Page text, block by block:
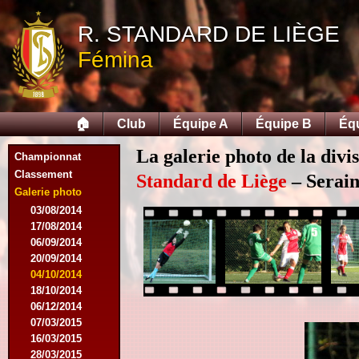
R. STANDARD DE LIÈGE
Fémina
🏠 Club Équipe A Équipe B
Championnat
Classement
Galerie photo
03/08/2014
17/08/2014
06/09/2014
20/09/2014
04/10/2014
18/10/2014
06/12/2014
07/03/2015
16/03/2015
28/03/2015
La galerie photo de la
Standard de Liège–